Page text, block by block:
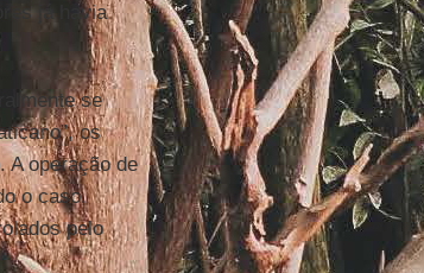
já havia
se
os
A operação de
o caso,
pelo